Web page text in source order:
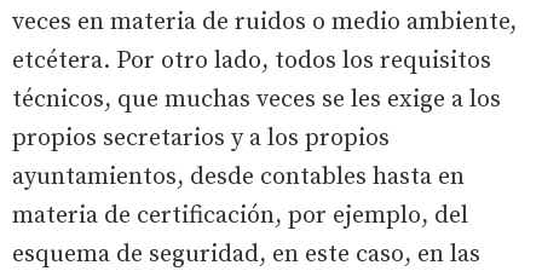
veces en materia de ruidos o medio ambiente,
etcétera. Por otro lado, todos los requisitos
técnicos, que muchas veces se les exige a los
propios secretarios y a los propios
ayuntamientos, desde contables hasta en
materia de certificación, por ejemplo, del
esquema de seguridad, en este caso, en las